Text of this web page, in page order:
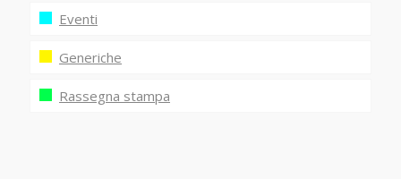
Eventi
Generiche
Rassegna stampa